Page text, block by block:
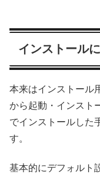
インストール
本来はインストール
から起動・インスト
でインストールした
す。
基本的にデフォルト